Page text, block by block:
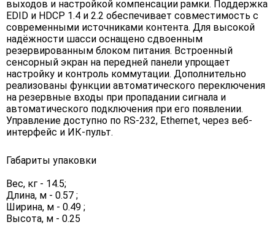
выходов и настройкой компенсации рамки. Поддержка
EDID и HDCP 1.4 и 2.2 обеспечивает совместимость с
современными источниками контента. Для высокой
надёжности шасси оснащено сдвоенным
резервированным блоком питания. Встроенный
сенсорный экран на передней панели упрощает
настройку и контроль коммутации. Дополнительно
реализованы функции автоматического переключения
на резервные входы при пропадании сигнала и
автоматического подключения при его появлении.
Управление доступно по RS-232, Ethernet, через веб-
интерфейс и ИК-пульт.
Габариты упаковки
Вес, кг - 14.5;
Длина, м - 0.57 ;
Ширина, м - 0.49 ;
Высота, м - 0.25